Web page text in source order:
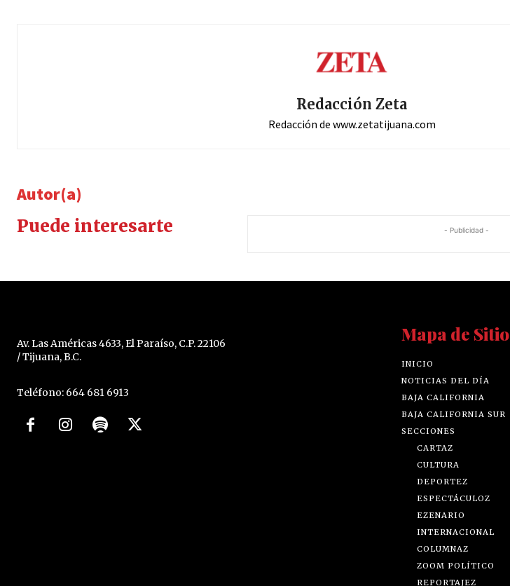
Redacción Zeta
Redacción de www.zetatijuana.com
Autor(a)
Puede interesarte
- Publicidad -
Av. Las Américas 4633, El Paraíso, C.P. 22106
/ Tijuana, B.C.
Teléfono: 664 681 6913
Mapa de Sitio
INICIO
NOTICIAS DEL DÍA
BAJA CALIFORNIA
BAJA CALIFORNIA SUR
SECCIONES
CARTAZ
CULTURA
DEPORTEZ
ESPECTÁCULOZ
EZENARIO
INTERNACIONAL
COLUMNAZ
ZOOM POLÍTICO
REPORTAJEZ